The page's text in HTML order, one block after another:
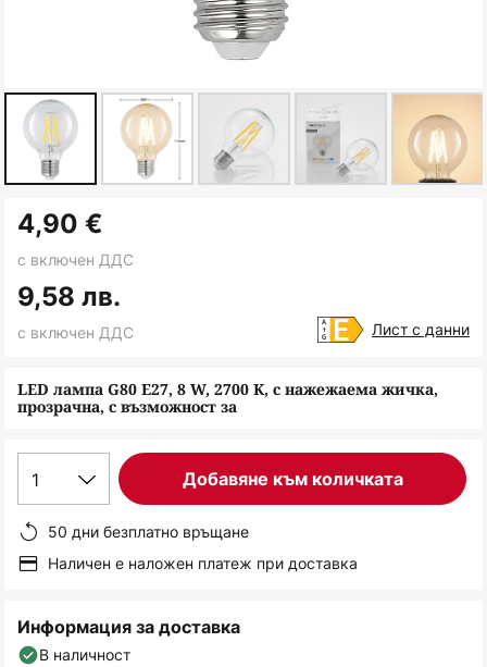
към
началото
на
галерия
със
LED лампа G80 E27, 8 W, 2700 K, с нажежаема жичка,
прозрачна, с възможност за
4,90 €
9,58 лв.
с включен ДДС
с включен ДДС Лист с данни
1 Добавяне към количката
50 дни безплатно връщане
Наличен е наложен платеж при доставка
Информация за доставка
В наличност